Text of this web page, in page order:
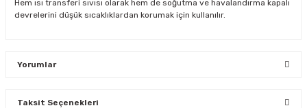
Hem ısı transferi sıvısı olarak hem de soğutma ve havalandırma kapalı
devrelerini düşük sıcaklıklardan korumak için kullanılır.
Yorumlar
Taksit Seçenekleri